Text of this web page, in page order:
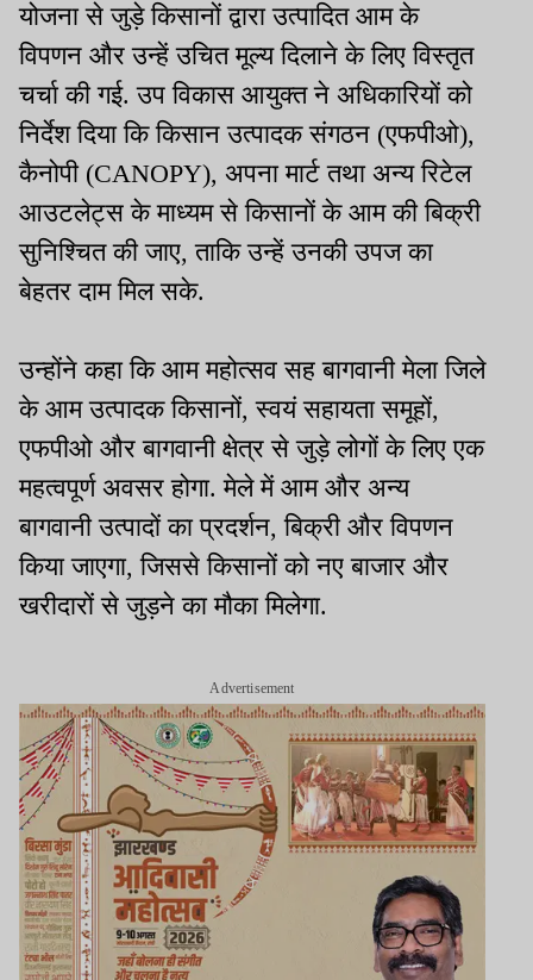
योजना से जुड़े किसानों द्वारा उत्पादित आम के
विपणन और उन्हें उचित मूल्य दिलाने के लिए विस्तृत
चर्चा की गई. उप विकास आयुक्त ने अधिकारियों को
निर्देश दिया कि किसान उत्पादक संगठन (एफपीओ),
कैनोपी (CANOPY), अपना मार्ट तथा अन्य रिटेल
आउटलेट्स के माध्यम से किसानों के आम की बिक्री
सुनिश्चित की जाए, ताकि उन्हें उनकी उपज का
बेहतर दाम मिल सके.
उन्होंने कहा कि आम महोत्सव सह बागवानी मेला जिले
के आम उत्पादक किसानों, स्वयं सहायता समूहों,
एफपीओ और बागवानी क्षेत्र से जुड़े लोगों के लिए एक
महत्वपूर्ण अवसर होगा. मेले में आम और अन्य
बागवानी उत्पादों का प्रदर्शन, बिक्री और विपणन
किया जाएगा, जिससे किसानों को नए बाजार और
खरीदारों से जुड़ने का मौका मिलेगा.
Advertisement